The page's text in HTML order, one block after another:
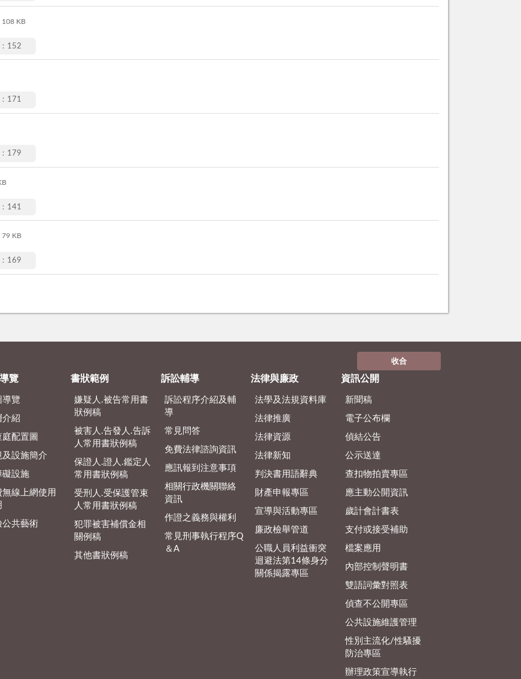
108 KB
152
171
179
141
79 KB
169
收合
覽
導覽
介紹
庭配置圖
及設施簡介
礙設施
無線上網使用
公共藝術
書狀範例
嫌疑人.被告常用書
狀例稿
被害人.告發人.告訴
人常用書狀例稿
保證人.證人.鑑定人
常用書狀例稿
受刑人.受保護管束
人常用書狀例稿
犯罪被害補償金相
關例稿
其他書狀例稿
訴訟輔導
訴訟程序介紹及輔
導
常見問答
免費法律諮詢資訊
應訊報到注意事項
相關行政機關聯絡
資訊
作證之義務與權利
常見刑事執行程序Q
＆A
法律與廉政
法學及法規資料庫
法律推廣
法律資源
法律新知
判決書用語辭典
財產申報專區
宣導與活動專區
廉政檢舉管道
公職人員利益衝突
迴避法第14條身分
關係揭露專區
資訊公開
新聞稿
電子公布欄
偵結公告
公示送達
查扣物拍賣專區
應主動公開資訊
歲計會計書表
支付或接受補助
檔案應用
內部控制聲明書
雙語詞彙對照表
偵查不公開專區
公共設施維護管理
性別主流化/性騷擾
防治專區
辦理政策宣導執行